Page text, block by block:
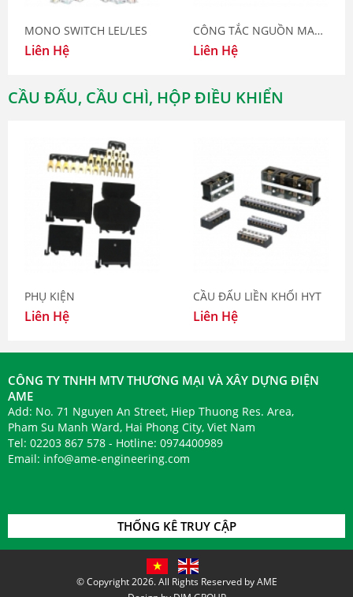
MONO SWITCH LEL/LES
Liên Hệ
CÔNG TẮC NGUỒN MAS (MAIN SWITCH)
Liên Hệ
CẦU ĐẤU, CẦU CHÌ, HỘP ĐIỀU KHIỂN
PHỤ KIỆN
Liên Hệ
CẦU ĐẤU LIỀN KHỐI HYT
Liên Hệ
CÔNG TY TNHH MTV THƯƠNG MẠI VÀ XÂY DỰNG ĐIỆN
AME
Add: No. 71 Nguyen An Street, Hiep Thuong Res. Area,
Pham Su Manh Ward, Hai Phong City, Viet Nam
Tel: 02203 867 578 - Hotline: 0974400989
Email: info@ame-engineering.com
THỐNG KÊ TRUY CẬP
© Copyright 2026. All Rights Reserved by AME